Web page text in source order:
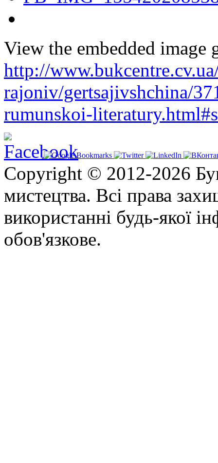
View the embedded image
http://
rajoniv/gertsajivshchina/
rumunskoi-
Copyright © 2012-2026
мистецтва. Всі права
використанні будь-якої
обов'язкове.